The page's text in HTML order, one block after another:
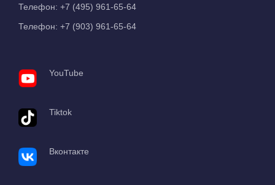
Телефон: +7 (495) 961-65-64
Телефон: +7 (903) 961-65-64
YouTube
Tiktok
Вконтакте